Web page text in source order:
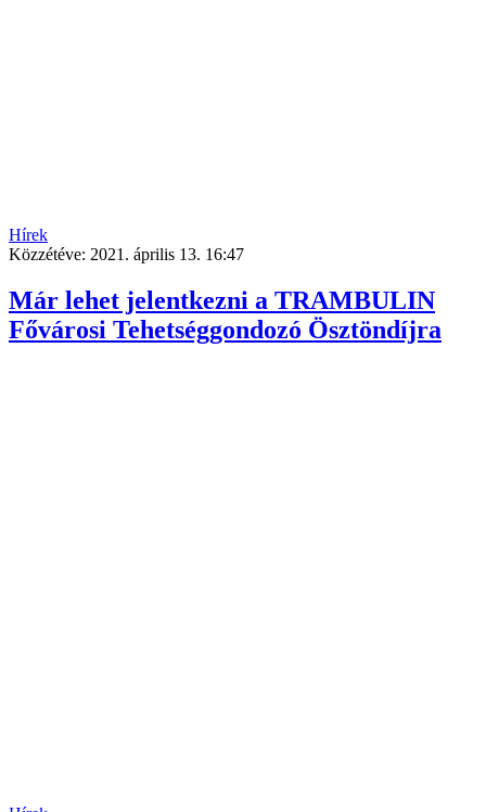
Hírek
Közzétéve: 2021. április 13. 16:47
Már lehet jelentkezni a TRAMBULIN
Fővárosi Tehetséggondozó Ösztöndíjra